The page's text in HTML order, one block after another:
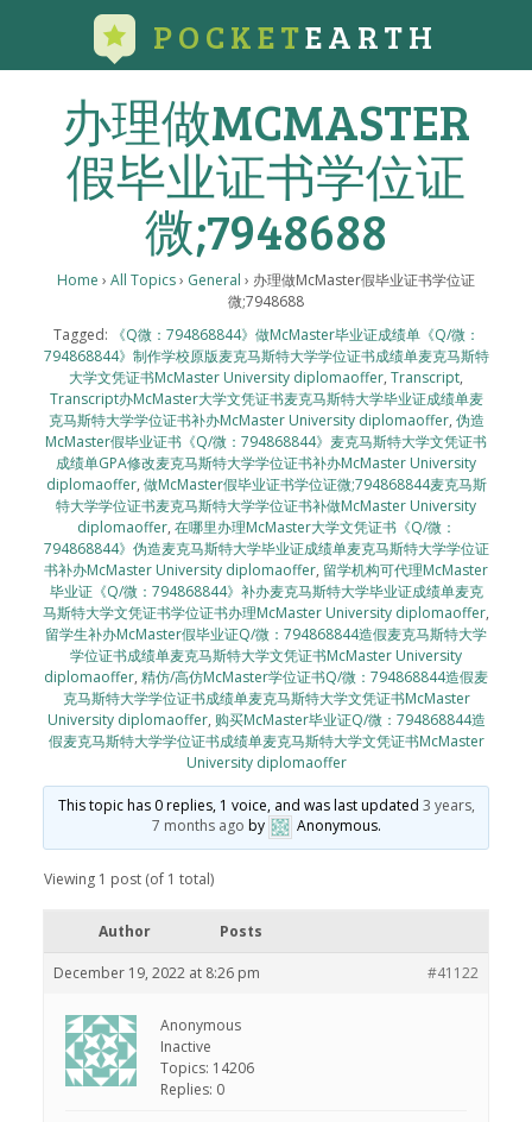
POCKETEARTH
办理做MCMASTER
假毕业证书学位证
微;7948688
Home › All Topics› General › 办理做McMaster假毕业证书学位证
微;7948688
Tagged:
《Q微：794868844》做McMaster毕业证成绩单《Q/微：
794868844》制作学校原版麦克马斯特大学学位证书成绩单麦克马斯特
大学文凭证书McMaster University diplomaoffer, Transcript,
Transcript办McMaster大学文凭证书麦克马斯特大学毕业证成绩单麦
克马斯特大学学位证书补办McMaster University diplomaoffer, 伪造
McMaster假毕业证书《Q/微：794868844》麦克马斯特大学文凭证书
成绩单GPA修改麦克马斯特大学学位证书补办McMaster University
diplomaoffer, 做McMaster假毕业证书学位证微;794868844麦克马斯
特大学学位证书麦克马斯特大学学位证书补做McMaster University
diplomaoffer, 在哪里办理McMaster大学文凭证书《Q/微：
794868844》伪造麦克马斯特大学毕业证成绩单麦克马斯特大学学位证
书补办McMaster University diplomaoffer, 留学机构可代理McMaster
毕业证《Q/微：794868844》补办麦克马斯特大学毕业证成绩单麦克
马斯特大学文凭证书学位证书办理McMaster University diplomaoffer,
留学生补办McMaster假毕业证Q/微：794868844造假麦克马斯特大学
学位证书成绩单麦克马斯特大学文凭证书McMaster University
diplomaoffer, 精仿/高仿McMaster学位证书Q/微：794868844造假麦
克马斯特大学学位证书成绩单麦克马斯特大学文凭证书McMaster
University diplomaoffer, 购买McMaster毕业证Q/微：794868844造
假麦克马斯特大学学位证书成绩单麦克马斯特大学文凭证书McMaster
University diplomaoffer
This topic has 0 replies, 1 voice, and was last updated 3 years,
7 months ago by Anonymous.
Viewing 1 post (of 1 total)
Author Posts
December 19, 2022 at 8:26 pm #41122
Anonymous
Inactive
Topics: 14206
Replies: 0